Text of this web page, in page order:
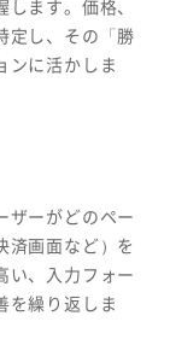
ます。価格、
定し、その「勝
ンに活かしま
ザーがどのペー
済画面など）を
い、入力フォー
を繰り返しま